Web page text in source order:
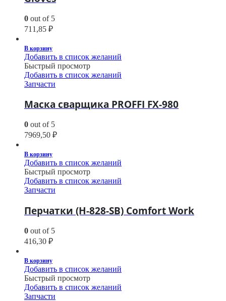
0 out of 5
711,85 ₽
В корзину
Добавить в список желаний
Быстрый просмотр
Добавить в список желаний
Запчасти
Маска сварщика PROFFI FX-980
0 out of 5
7969,50 ₽
В корзину
Добавить в список желаний
Быстрый просмотр
Добавить в список желаний
Запчасти
Перчатки (H-828-SB) Comfort Work
0 out of 5
416,30 ₽
В корзину
Добавить в список желаний
Быстрый просмотр
Добавить в список желаний
Запчасти